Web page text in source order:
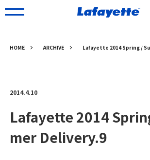
HOME ARCHIVE Lafayette 2014 Spring /
2014.4.10
Lafayette 2014
mer Delivery.9